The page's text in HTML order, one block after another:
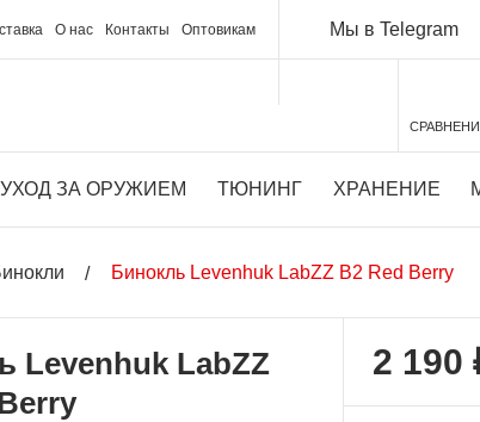
О нас Контакты Оптовикам Мы в Telegram
УХОД ЗА ОРУЖИЕМ ТЮНИНГ ХРАНЕНИЕ
Бинокль Levenhuk LabZZ B2 Red Berry
Levenhuk LabZZ
2 190